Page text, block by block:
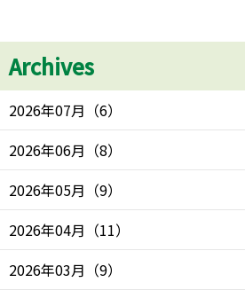
Archives
2026年07月 （6）
2026年06月 （8）
2026年05月 （9）
2026年04月 （11）
2026年03月 （9）